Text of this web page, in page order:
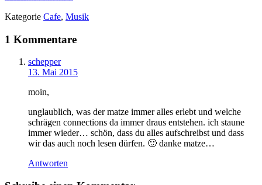
Kategorie Cafe, Musik
1 Kommentare
schepper
13. Mai 2015
moin,
unglaublich, was der matze immer alles erlebt und welche
schrägen connections da immer draus entstehen. ich staune
immer wieder… schön, dass du alles aufschreibst und dass
wir das auch noch lesen dürfen. 🙂 danke matze…
Antworten